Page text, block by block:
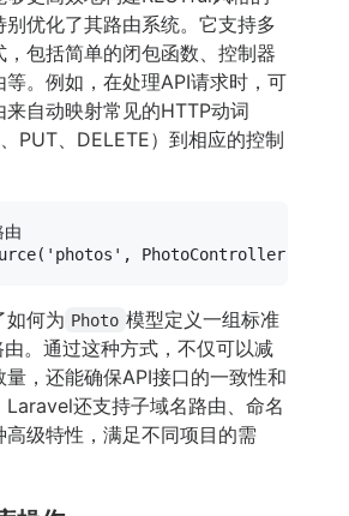
优化了其路由系统。它支持多
包括简单的闭包函数、控制器
。例如，在处理API请求时，可
来自动映射常见的HTTP动词
、PUT、DELETE）到相应的控制
( 'photos' , PhotoController
如何为 Photo 模型定义一组标准
。通过这种方式，不仅可以减
量，还能确保API接口的一致性和
Laravel还支持子域名路由、命名
高级特性，满足不同项目的需